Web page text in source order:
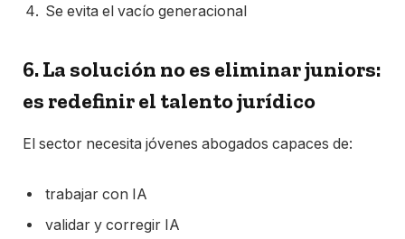
Se evita el vacío generacional
6. La solución no es eliminar juniors:
es redefinir el talento jurídico
El sector necesita jóvenes abogados capaces de:
trabajar con IA
validar y corregir IA